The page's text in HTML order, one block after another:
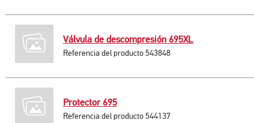
Válvula de descompresión 695XL
Referencia del producto 543848
Protector 695
Referencia del producto 544137